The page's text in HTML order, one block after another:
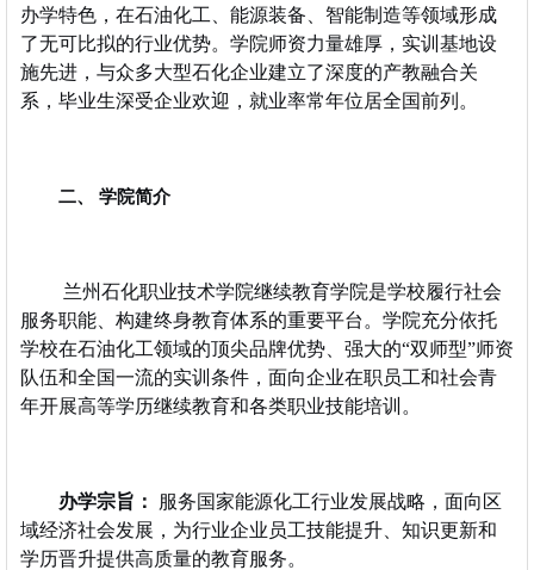
办学特色，在石油化工、能源装备、智能制造等领域形成
了无可比拟的行业优势。学院师资力量雄厚，实训基地设
施先进，与众多大型石化企业建立了深度的产教融合关
系，毕业生深受企业欢迎，就业率常年位居全国前列。
二、 学院简介
兰州石化职业技术学院继续教育学院是学校履行社会
服务职能、构建终身教育体系的重要平台。学院充分依托
学校在石油化工领域的顶尖品牌优势、强大的“双师型”师资
队伍和全国一流的实训条件，面向企业在职员工和社会青
年开展高等学历继续教育和各类职业技能培训。
办学宗旨：
服务国家能源化工行业发展战略，面向区
域经济社会发展，为行业企业员工技能提升、知识更新和
学历晋升提供高质量的教育服务。